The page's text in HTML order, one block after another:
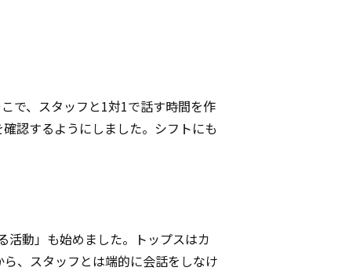
で、スタッフと1対1で話す時間を作
認するようにしました。シフトにも
動」も始めました。トップスはカ
、スタッフとは端的に会話をしなけ